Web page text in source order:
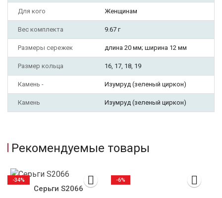
Для кого Женщинам
Вес комплекта 9.67 г
Размеры сережек длина 20 мм; ширина 12 мм
Размер кольца 16, 17, 18, 19
Камень - Изумруд (зеленый циркон)
Камень Изумруд (зеленый циркон)
Рекомендуемые товары
Серьги S2066
-34% -6%